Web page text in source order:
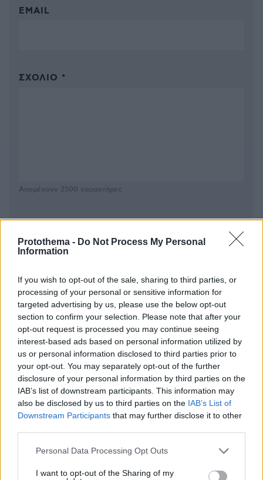
Protothema - Do Not Process My Personal
Information
If you wish to opt-out of the sale, sharing to third parties, or
processing of your personal or sensitive information for
targeted advertising by us, please use the below opt-out
section to confirm your selection. Please note that after your
opt-out request is processed you may continue seeing
interest-based ads based on personal information utilized by
us or personal information disclosed to third parties prior to
your opt-out. You may separately opt-out of the further
disclosure of your personal information by third parties on the
IAB’s list of downstream participants. This information may
also be disclosed by us to third parties on the IAB’s List of
Downstream Participants that may further disclose it to other
Please note that this website/app uses one or more Google
not limited to your visit or usage behaviour. You may click to
Personal Data Processing Opt Outs
I want to opt-out of the Sharing of my
EMAIL
ΣΧΌΛΙΟ *
Απομένουν 2500 χαρακτήρες
* Υποχρεωτικά πεδία
ΡΟΗ ΕΙΔΗΣΕΩΝ
Ειδήσεις Δημοφιλή Σχολιασμένα
Πέθανε σε ηλικία 26 ετών η influencer Σίντνεϊ Τάουλ
έπειτα από τριετή μάχη με σπάνια μορφή καρκίνου
πριν 10 λεπτά
πριν μία ώρα
«Έγκλημα πολέμου» ο ισραηλινός βομβαρδισμός που